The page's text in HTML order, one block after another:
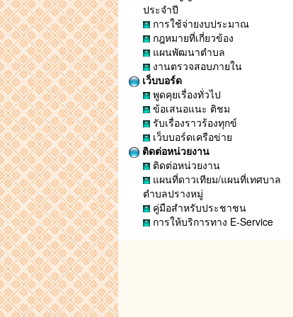
ประจำปี
การใช้จ่ายงบประมาณ
กฎหมายที่เกี่ยวข้อง
แผนพัฒนาตำบล
งานตรวจสอบภายใน
เว็บบอร์ด
พูดคุยเรื่องทั่วไป
ข้อเสนอแนะ ติชม
รับเรื่องราวร้องทุกข์
เว็บบอร์ดเครือข่าย
ติดต่อหน่วยงาน
ติดต่อหน่วยงาน
แผนที่ดาวเทียม/แผนที่เทศบาล
ตำบลปรางหมู่
คู่มือสำหรับประชาชน
การให้บริการทาง E-Service